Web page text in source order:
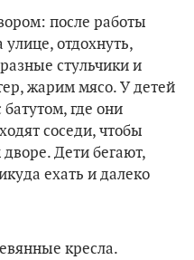
после работы
отдохнуть,
стульчики и
жарим мясо. У детей
где они
соседи, чтобы
Дети бегают,
ехать и далеко